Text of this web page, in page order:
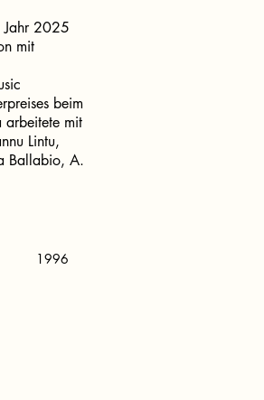
Jahr 2025
mit
beim
arbeitete mit
Lintu,
Ballabio, A.
1996